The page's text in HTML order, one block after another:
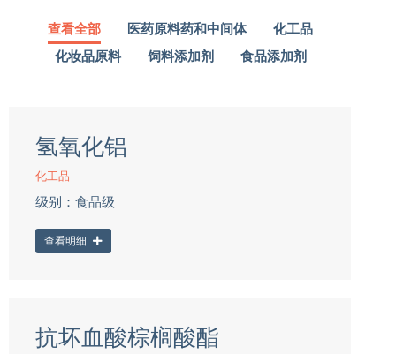
查看全部 医药原料药和中间体 化工品
化妆品原料 饲料添加剂 食品添加剂
氢氧化铝
化工品
级别：食品级
查看明细
抗坏血酸棕榈酸酯